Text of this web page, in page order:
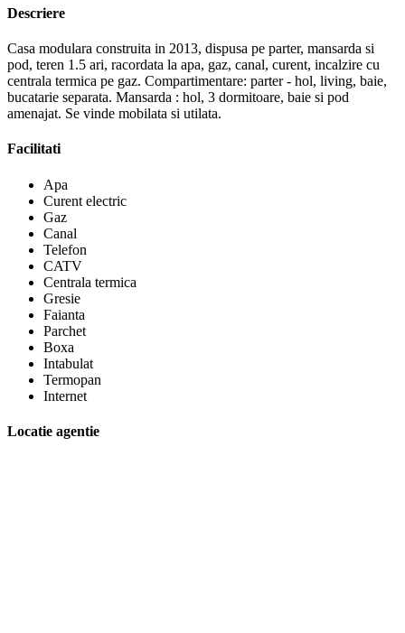
Descriere
Casa modulara construita in 2013, dispusa pe parter, mansarda si
pod, teren 1.5 ari, racordata la apa, gaz, canal, curent, incalzire cu
centrala termica pe gaz. Compartimentare: parter - hol, living, baie,
bucatarie separata. Mansarda : hol, 3 dormitoare, baie si pod
amenajat. Se vinde mobilata si utilata.
Facilitati
Apa
Curent electric
Gaz
Canal
Telefon
CATV
Centrala termica
Gresie
Faianta
Parchet
Boxa
Intabulat
Termopan
Internet
Locatie agentie